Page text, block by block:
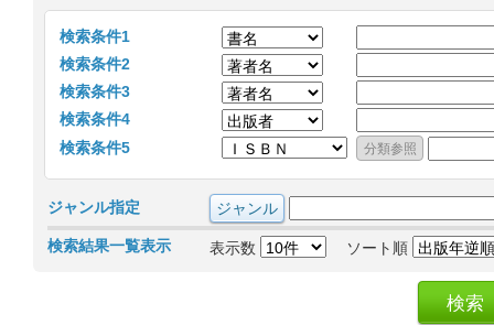
検索条件1
検索条件2
検索条件3
検索条件4
検索条件5
ジャンル指定
検索結果一覧表示 表示数 ソート順